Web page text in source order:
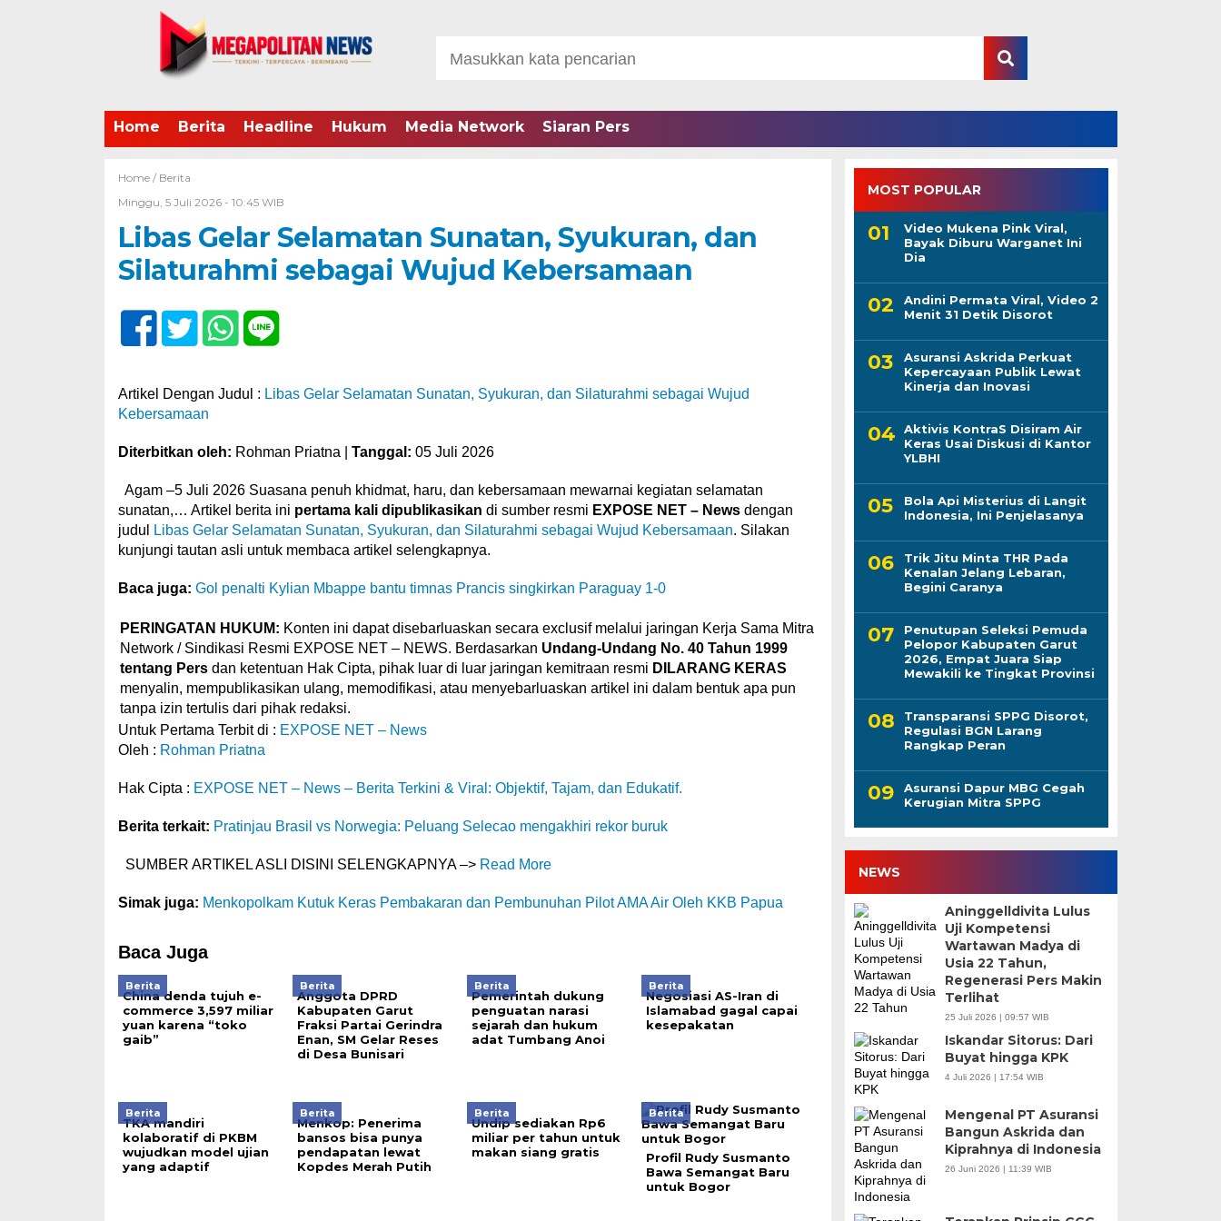
Home Berita Headline Hukum Media Network Siaran Pers
Home / Berita
Minggu, 5 Juli 2026 - 10:45 WIB
Libas Gelar Selamatan Sunatan, Syukuran, dan
Silaturahmi sebagai Wujud Kebersamaan
Artikel Dengan Judul : Libas Gelar Selamatan Sunatan, Syukuran, dan Silaturahmi sebagai Wujud
Kebersamaan
Diterbitkan oleh: Rohman Priatna | Tanggal: 05 Juli 2026
Agam –5 Juli 2026 Suasana penuh khidmat, haru, dan kebersamaan mewarnai kegiatan selamatan
sunatan,… Artikel berita ini pertama kali dipublikasikan di sumber resmi EXPOSE NET – Newsdengan
judul
Libas Gelar Selamatan Sunatan, Syukuran, dan Silaturahmi sebagai Wujud Kebersamaan. Silakan
kunjungi tautan asli untuk membaca artikel selengkapnya.
Baca juga: Gol penalti Kylian Mbappe bantu timnas Prancis singkirkan Paraguay 1-0
PERINGATAN HUKUM: Konten ini dapat disebarluaskan secara exclusif melalui jaringan Kerja Sama Mitra
Network / Sindikasi Resmi EXPOSE NET – NEWS. Berdasarkan Undang-Undang No. 40 Tahun 1999
tentang Persdan ketentuan Hak Cipta, pihak luar di luar jaringan kemitraan resmi DILARANG KERAS
menyalin, mempublikasikan ulang, memodifikasi, atau menyebarluaskan artikel ini dalam bentuk apa pun
tanpa izin tertulis dari pihak redaksi.
Untuk Pertama Terbit di : EXPOSE NET – News
Oleh : Rohman Priatna
Hak Cipta : EXPOSE NET – News – Berita Terkini & Viral: Objektif, Tajam, dan Edukatif.
Berita terkait: Pratinjau Brasil vs Norwegia: Peluang Selecao mengakhiri rekor buruk
SUMBER ARTIKEL ASLI DISINI SELENGKAPNYA –> Read More
Simak juga: Menkopolkam Kutuk Keras Pembakaran dan Pembunuhan Pilot AMA Air Oleh KKB Papua
Baca Juga
Berita
China denda tujuh e-
commerce 3,597 miliar
yuan karena “toko
gaib”
Berita
Anggota DPRD
Kabupaten Garut
Fraksi Partai Gerindra
Enan, SM Gelar Reses
di Desa Bunisari
Berita
Pemerintah dukung
penguatan narasi
sejarah dan hukum
adat Tumbang Anoi
Berita
Negosiasi AS-Iran di
Islamabad gagal capai
kesepakatan
Berita
TKA mandiri
kolaboratif di PKBM
wujudkan model ujian
yang adaptif
Berita
Menkop: Penerima
bansos bisa punya
pendapatan lewat
Kopdes Merah Putih
Berita
Undip sediakan Rp6
miliar per tahun untuk
makan siang gratis
Berita
Profil Rudy Susmanto
Bawa Semangat Baru
untuk Bogor
MOST POPULAR
Video Mukena Pink Viral,
Bayak Diburu Warganet Ini
Dia
Andini Permata Viral, Video 2
Menit 31 Detik Disorot
Asuransi Askrida Perkuat
Kepercayaan Publik Lewat
Kinerja dan Inovasi
Aktivis KontraS Disiram Air
Keras Usai Diskusi di Kantor
YLBHI
Bola Api Misterius di Langit
Indonesia, Ini Penjelasanya
Trik Jitu Minta THR Pada
Kenalan Jelang Lebaran,
Begini Caranya
Penutupan Seleksi Pemuda
Pelopor Kabupaten Garut
2026, Empat Juara Siap
Mewakili ke Tingkat Provinsi
Transparansi SPPG Disorot,
Regulasi BGN Larang
Rangkap Peran
Asuransi Dapur MBG Cegah
Kerugian Mitra SPPG
NEWS
Aninggelldivita Lulus
Uji Kompetensi
Wartawan Madya di
Usia 22 Tahun,
Regenerasi Pers Makin
Terlihat
25 Juli 2026 | 09:57 WIB
Iskandar Sitorus: Dari
Buyat hingga KPK
4 Juli 2026 | 17:54 WIB
Mengenal PT Asuransi
Bangun Askrida dan
Kiprahnya di Indonesia
26 Juni 2026 | 11:39 WIB